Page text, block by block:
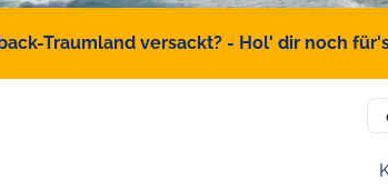
Traumland versackt? - Hol' dir noch